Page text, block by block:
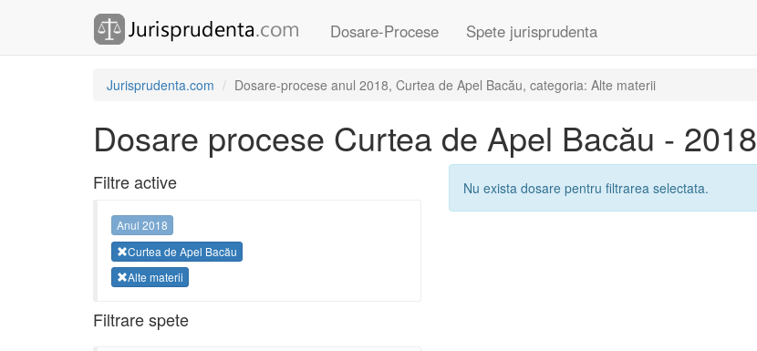
Dosare-Procese Spete jurisprudenta
Jurisprudenta.com Dosare-procese anul 2018, Curtea de Apel Bacău, categoria: Alte materii
Dosare procese Curtea de Apel Bacău - 2018
Filtre active
Anul 2018
Curtea de Apel Bacău
Alte materii
Filtrare spete
Nu exista dosare pentru filtrarea selectata.